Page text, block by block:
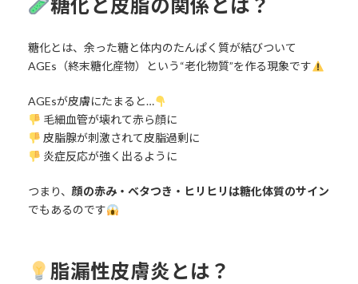
糖化と皮脂の関係とは？
糖化とは、余った糖と体内のたんぱく質が結びついて
AGEs（終末糖化産物）という“老化物質”を作る現象です
AGEsが皮膚にたまると…
毛細血管が壊れて赤ら顔に
皮脂腺が刺激されて皮脂過剰に
炎症反応が強く出るように
つまり、顔の赤み・ベタつき・ヒリヒリは糖化体質のサイン
でもあるのです
脂漏性皮膚炎とは？